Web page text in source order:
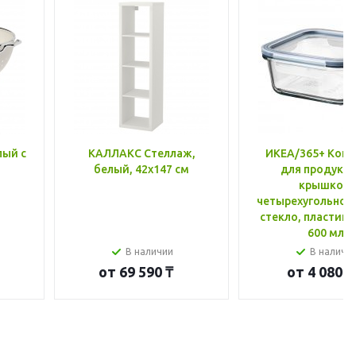
с
КАЛЛАКС Стеллаж,
белый, 42x147 см
В наличии
от 69 590 ₸
ИКЕА/365+
для
крышкой,
стекло, пластик
600 мл
В
от 4 080 ₸